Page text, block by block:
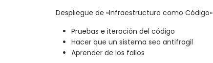
Despliegue de «Infraestructura como Código»
Pruebas e iteración del código
Hacer que un sistema sea antifragil
Aprender de los fallos